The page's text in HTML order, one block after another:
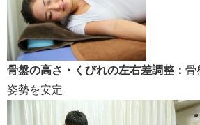
骨盤の高さ・くびれの左右差調整： 骨
姿勢を安定